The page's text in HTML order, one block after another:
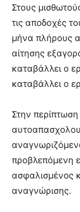
Στους
τις αποδοχές
μήνα πλήρους
αίτησης
καταβάλλει ο
καταβάλλει ο
Στην
προβλεπόμενη
ασφαλισμένος
αναγνώρισης.